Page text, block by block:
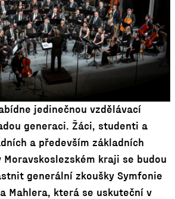
jedinečnou vzdělávací
generaci. Žáci, studenti a
a především základních
Moravskoslezském kraji se budou
generální zkoušky Symfonie
Mahlera, která se uskuteční v